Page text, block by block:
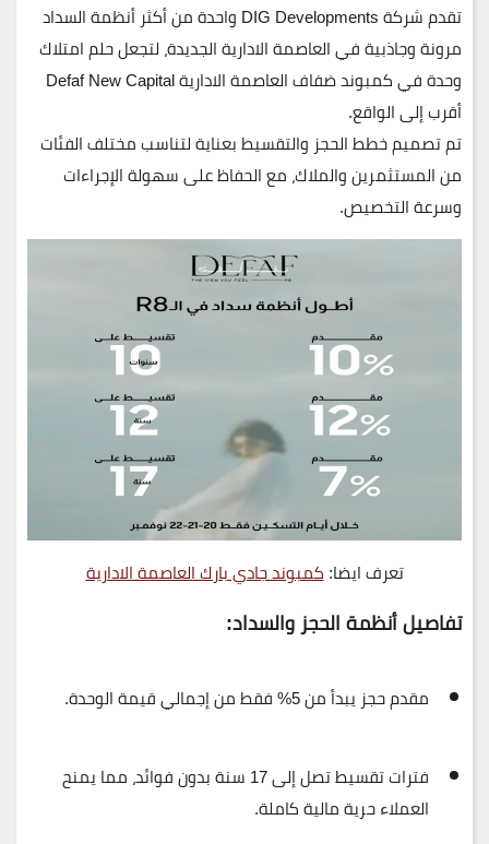
تقدمشركة DIG Developments
واحدة من أكثر أنظمة السداد
مرونة وجاذبيةفي العاصمة الادارية الجديدة، لتجعل حلم امتلاك
وحدة فيكمبوند ضفاف العاصمة الادارية Defaf New Capital
أقرب إلى الواقع.
تم تصميم خططالحجز والتقسيطبعناية لتناسب مختلف الفئات
من المستثمرين والملاك، مع الحفاظ على سهولة الإجراءات
وسرعة التخصيص.
تعرف ايضا:كمبوند جادي بارك العاصمة الادارية
تفاصيل أنظمة الحجز والسداد:
مقدم حجز يبدأ من 5% فقط من إجمالي قيمة الوحدة.
فترات تقسيط تصل إلى 17 سنة
بدون فوائد، مما يمنح
العملاء حرية مالية كاملة.